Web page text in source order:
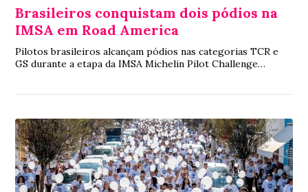
Brasileiros conquistam dois pódios na
IMSA em Road America
Pilotos brasileiros alcançam pódios nas categorias TCR e
GS durante a etapa da IMSA Michelin Pilot Challenge